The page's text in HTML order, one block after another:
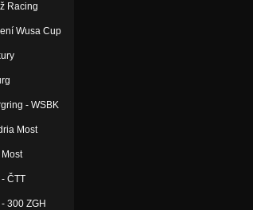
Racing
Wusa Cup
- WSBK
Most
ČTT
300 ZGH